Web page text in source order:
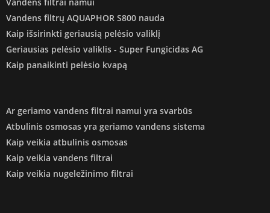
Vandens filtrai namui
Vandens filtrų AQUAPHOR S800 nauda
Kaip išsirinkti geriausią pelėsio valiklį
Geriausias pelėsio valiklis - Super Fungicidas AG
Kaip panaikinti pelėsio kvapą
Ar geriamo vandens filtrai namui yra svarbūs
Atbulinis osmosas yra geriamo vandens sistema
Kaip veikia atbulinis osmosas
Kaip veikia vandens filtrai
Kaip veikia nugeležinimo filtrai